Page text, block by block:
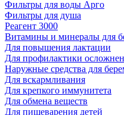
Фильтры для воды Арго
Фильтры для душа
Реагент 3000
Витамины и минералы для
Для повышения лактации
Для профилактики
Наружные средства для
Для вскармливания
Для крепкого иммунитета
Для обмена веществ
Для пищеварения детей